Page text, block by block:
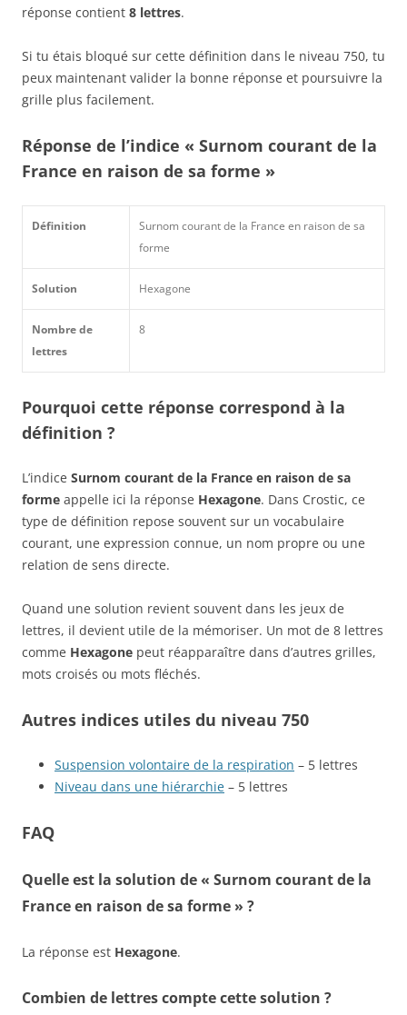
réponse contient 8 lettres.
Si tu étais bloqué sur cette définition dans le niveau 750, tu
peux maintenant valider la bonne réponse et poursuivre la
grille plus facilement.
Réponse de l’indice « Surnom courant de la
France en raison de sa forme »
Définition
Surnom courant de la France en raison de sa
forme
Solution Hexagone
Nombre de
lettres
8
Pourquoi cette réponse correspond à la
définition ?
L’indice Surnom courant de la France en raison de sa
forme appelle ici la réponse Hexagone. Dans Crostic, ce
type de définition repose souvent sur un vocabulaire
courant, une expression connue, un nom propre ou une
relation de sens directe.
Quand une solution revient souvent dans les jeux de
lettres, il devient utile de la mémoriser. Un mot de 8 lettres
comme Hexagone peut réapparaître dans d’autres grilles,
mots croisés ou mots fléchés.
Autres indices utiles du niveau 750
Suspension volontaire de la respiration – 5 lettres
Niveau dans une hiérarchie – 5 lettres
FAQ
Quelle est la solution de « Surnom courant de la
France en raison de sa forme » ?
La réponse est Hexagone.
Combien de lettres compte cette solution ?